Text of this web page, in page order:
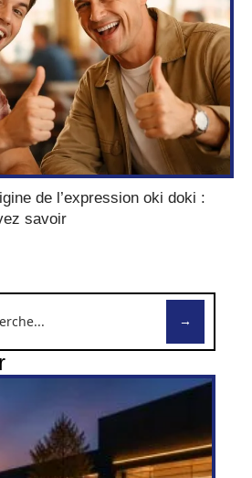
de l’expression oki doki :
savoir